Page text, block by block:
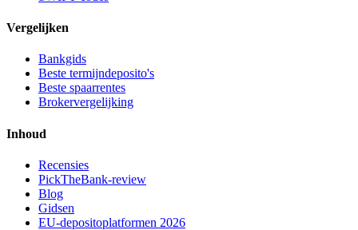
Vergelijken
Bankgids
Beste termijndeposito's
Beste spaarrentes
Brokervergelijking
Inhoud
Recensies
PickTheBank-review
Blog
Gidsen
EU-depositoplatformen 2026